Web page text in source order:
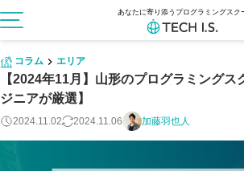
あなたに寄り添うプログラミングスク
コラム エリア
【2024年11月】山形のプログラミングス
ジニアが厳選】
2024.11.02 2024.11.06 加藤羽也人